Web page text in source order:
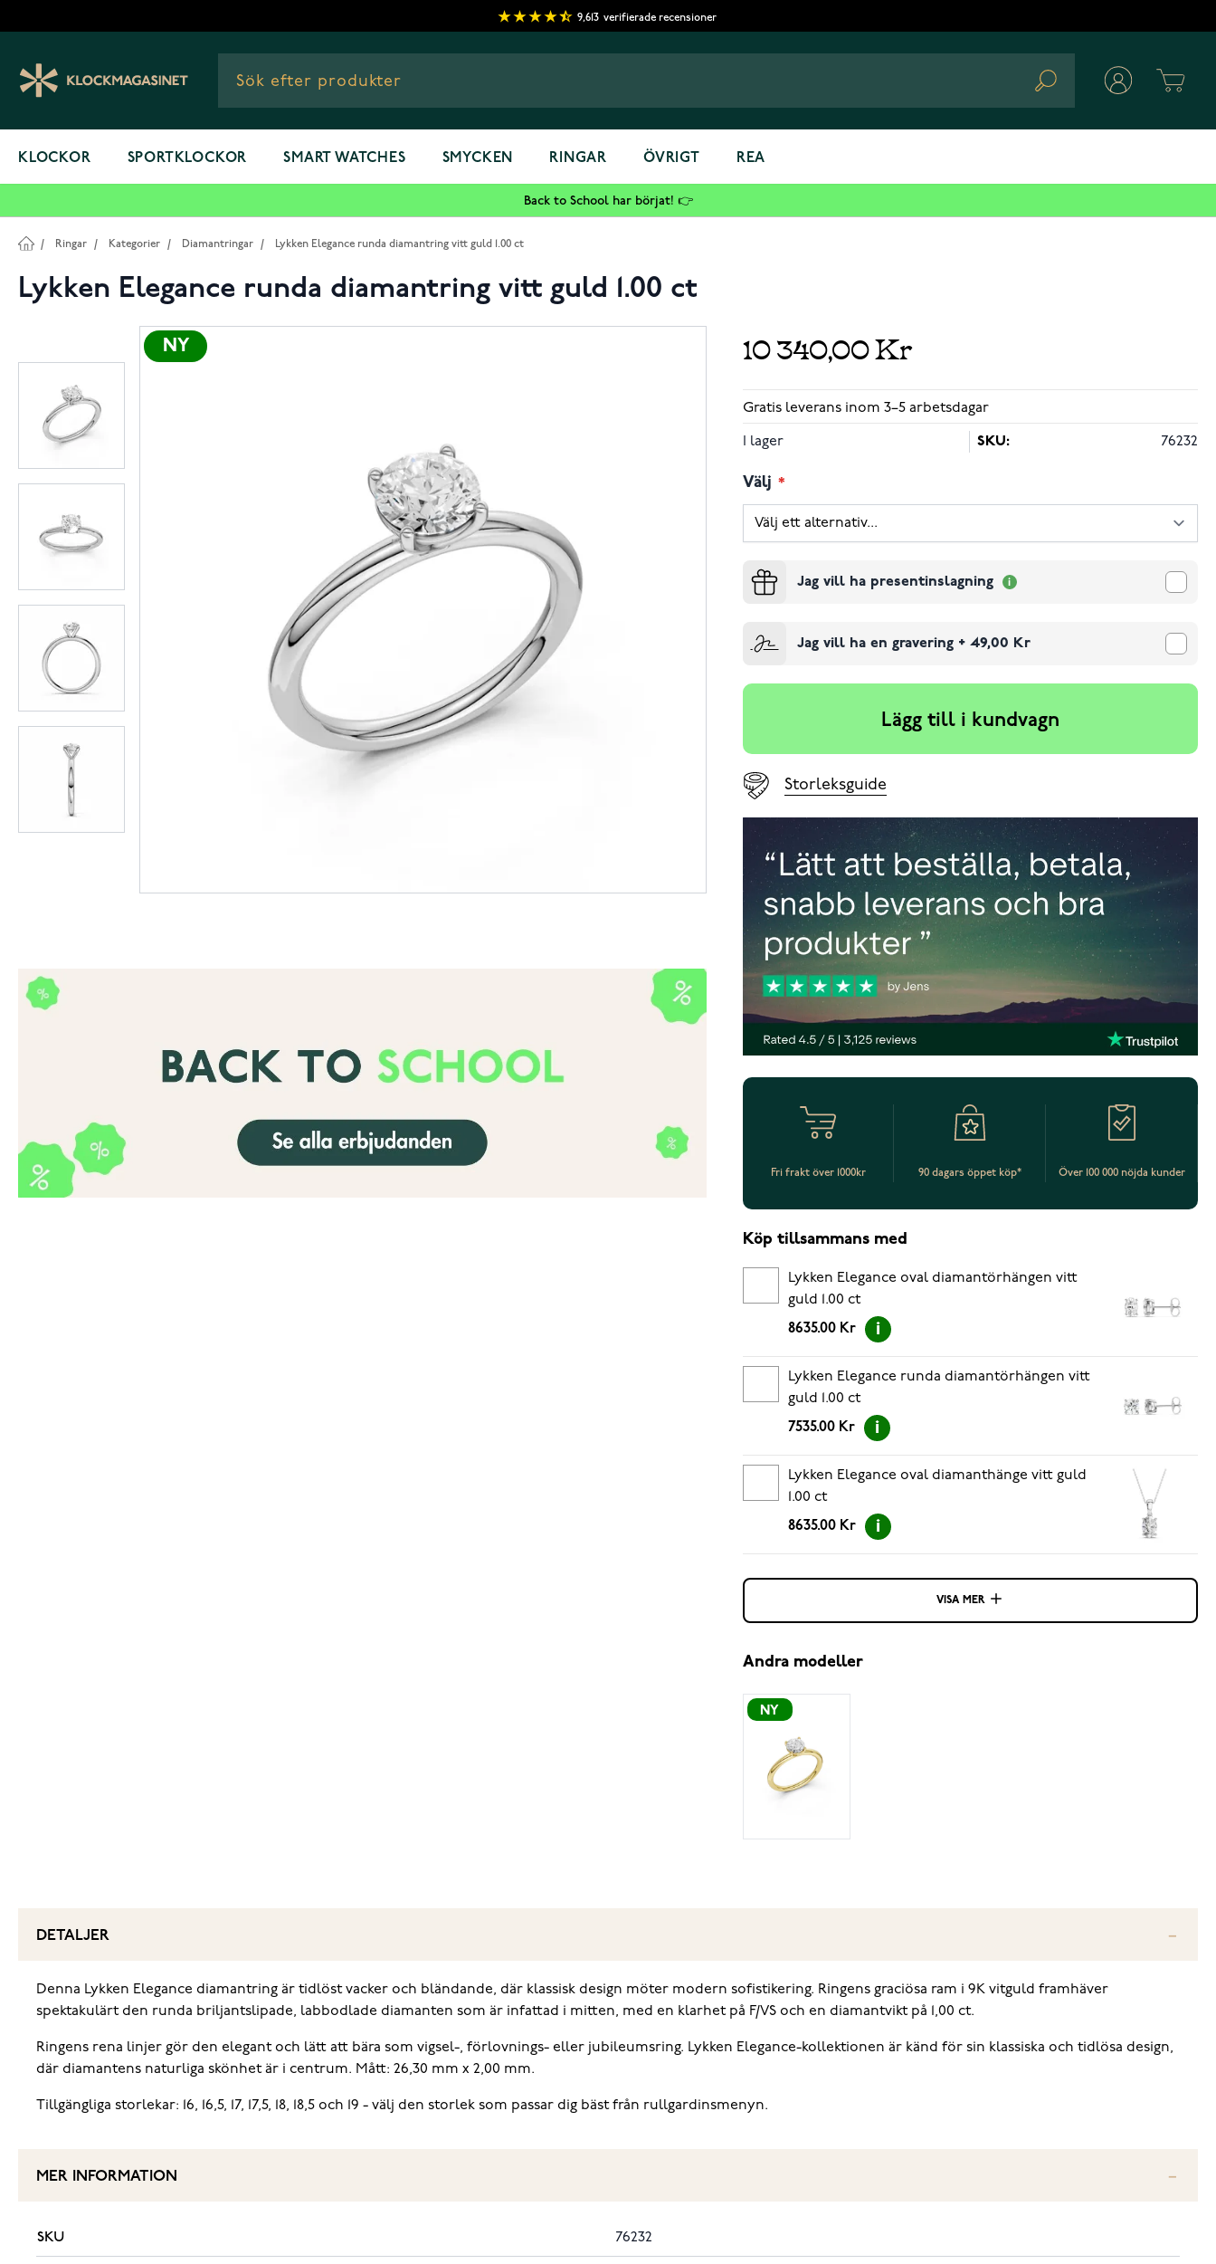
9,613 verifierade recensioner
Search
KLOCKOR SPORTKLOCKOR SMART WATCHES SMYCKEN RINGAR ÖVRIGT REA
Back to School har börjat! 👉
/ Ringar / Kategorier / Diamantringar / Lykken Elegance runda diamantring vitt guld 1.00 ct
Lykken Elegance runda diamantring vitt guld 1.00 ct
NY 10 340,00 Kr
Gratis leverans inom 3–5 arbetsdagar
I lager SKU: 76232
Välj
Jag vill ha presentinslagning
Jag vill ha en gravering+ 49,00 Kr
Lägg till i kundvagn
Storleksguide
Fri frakt över 1000kr 90 dagars öppet köp* Över 100 000 nöjda kunder
Köp tillsammans med
Lykken Elegance oval diamantörhängen vitt
guld 1.00 ct
8635.00 Kr
Lykken Elegance runda diamantörhängen vitt
guld 1.00 ct
7535.00 Kr
Lykken Elegance oval diamanthänge vitt guld
1.00 ct
8635.00 Kr
VISA MER
Andra modeller
NY
DETALJER
Denna Lykken Elegance diamantring är tidlöst vacker och bländande, där klassisk design möter modern sofistikering. Ringens graciösa ram i 9K vitguld framhäver
spektakulärt den runda briljantslipade, labbodlade diamanten som är infattad i mitten, med en klarhet på F/VS och en diamantvikt på 1,00 ct.
Ringens rena linjer gör den elegant och lätt att bära som vigsel-, förlovnings- eller jubileumsring. Lykken Elegance-kollektionen är känd för sin klassiska och tidlösa design,
där diamantens naturliga skönhet är i centrum. Mått: 26,30 mm x 2,00 mm.
Tillgängliga storlekar: 16, 16,5, 17, 17,5, 18, 18,5 och 19 - välj den storlek som passar dig bäst från rullgardinsmenyn.
MER INFORMATION
SKU 76232